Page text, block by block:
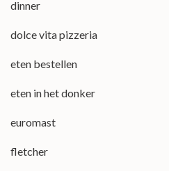
dinner
dolce vita pizzeria
eten bestellen
eten in het donker
euromast
fletcher